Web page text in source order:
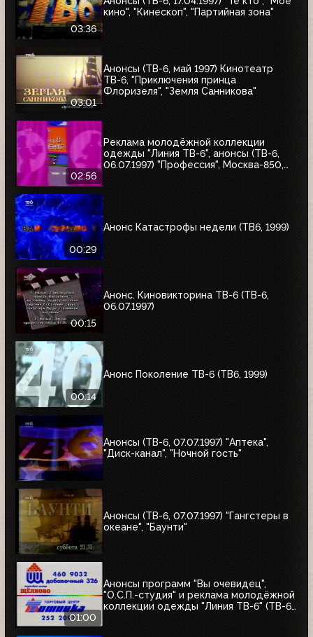
03:36
кино", "Кинескоп", "Партийная зона"
03:01
Анонсы (ТВ-6, май 1997) Кинотеатр
ТВ-6, "Приключения принца
Флоризеля", "Земля Санникова"
02:56
Реклама молодёжной коллекции
одежды "Линия ТВ-6", анонсы (ТВ-6,
06.07.1997) "Профессия", Москва-850,
00:29
Анонс Катастрофы недели (ТВ6, 1999)
00:15
Анонс. Киновикторина ТВ-6 (ТВ-6,
06.07.1997)
00:14
Анонс Поколение ТВ-6 (ТВ6, 1999)
Анонсы (ТВ-6, 07.07.1997) "Аптека",
"Диск-канал", "Ночной гость"
Анонсы (ТВ-6, 07.07.1997) "Гангстеры в
океане", "Баунти"
01:00
Анонсы программ "Вы очевидец",
"О.С.П.-студия" и реклама молодёжной
коллекции одежды "Линия ТВ-6" (ТВ-6,